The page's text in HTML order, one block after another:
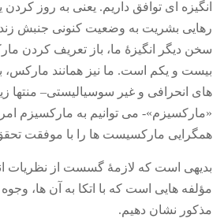
فعالان کارگری
حزب کمونیست کارگری
راه کارگر
کومله
اتحاد سوسیالیستی کارگری
مائوئیست ها – سربداران
انگیزه ای توافق داریم. یعنی به روز کردن
رهایی بشریت به وضعیت کنونی جنبش
سخن دیگر انگیزۀ ما، باز تعریف کردن
بیست و یکم است. ما نیز همانند
های انحرافی و غیر سوسیالیستی– منتها
«مارکسیزم»- می توانیم به مارکسیزم
همگرایی مارکسیست ها را با موفقت
بدیهی است که لازمۀ گسست از نظریات
مؤلفه هایی است که با اتکا به آن ها، وجوه
مذکور نشان دهیم.